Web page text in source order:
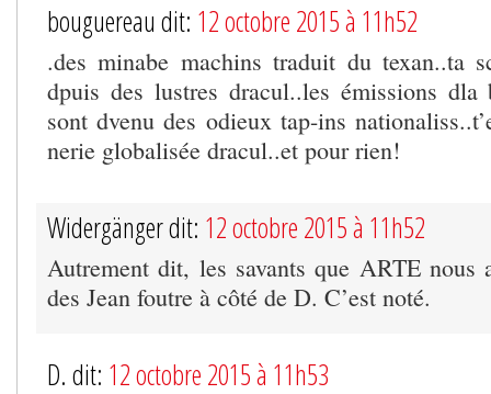
bouguereau dit: 12 octobre 2015 à 11h52
.des minabe machins traduit du texan..ta
dpuis des lustres dracul..les émissions
sont dvenu des odieux tap-ins
nerie globalisée dracul..et pour rien!
Widergänger dit: 12 octobre 2015 à 11h52
Autrement dit, les savants que ARTE nous
des Jean foutre à côté de D. C’est noté.
D. dit: 12 octobre 2015 à 11h53